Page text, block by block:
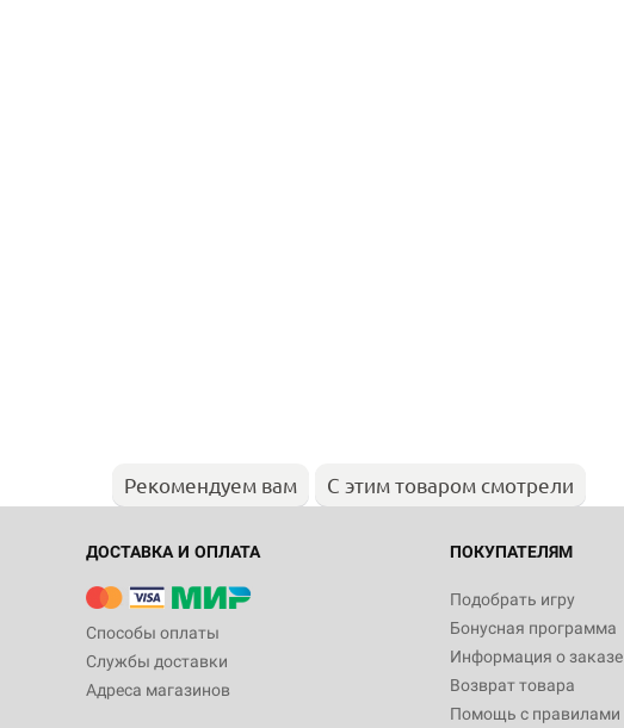
Рекомендуем вам С этим товаром смотрели
ДОСТАВКА И ОПЛАТА
Способы оплаты
Службы доставки
Адреса магазинов
ПОКУПАТЕЛЯМ
Подобрать игру
Бонусная программа
Информация о заказе
Возврат товара
Помощь с правилами